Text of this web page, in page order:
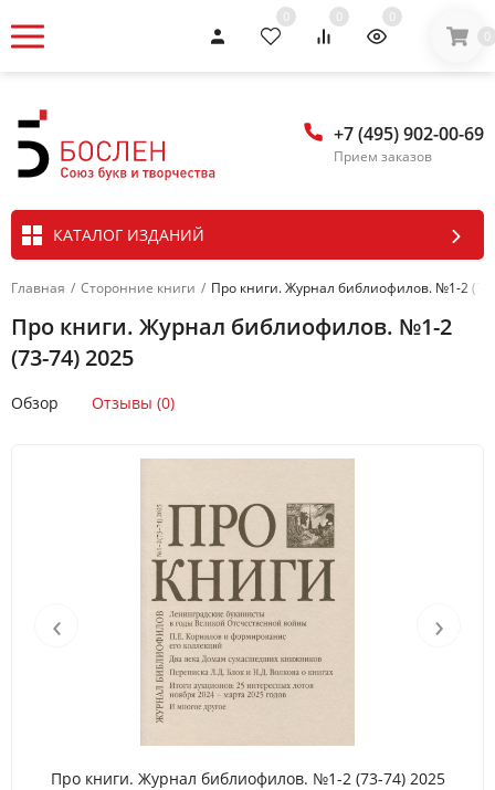
0 0
0
0
+7 (495) 902-00-69
Прием заказов
КАТАЛОГ ИЗДАНИЙ
Главная / Сторонние книги / Про книги. Журнал библиофилов. №1-2
Про книги. Журнал библиофилов. №1-2
(73-74) 2025
Обзор Отзывы (0)
Про книги. Журнал библиофилов. №1-2 (73-74) 2025
‹ ›